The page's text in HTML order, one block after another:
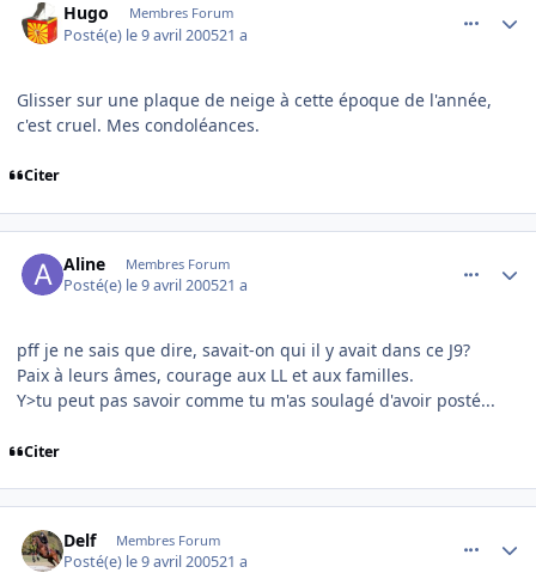
Hugo Membres Forum
Posté(e) le 9 avril 200521 a
Glisser sur une plaque de neige à cette époque de l'année,
c'est cruel. Mes condoléances.
Citer
Aline Membres Forum
Posté(e) le 9 avril 200521 a
pff je ne sais que dire, savait-on qui il y avait dans ce J9?
Paix à leurs âmes, courage aux LL et aux familles.
Y>tu peut pas savoir comme tu m'as soulagé d'avoir posté...
Citer
Delf Membres Forum
Posté(e) le 9 avril 200521 a